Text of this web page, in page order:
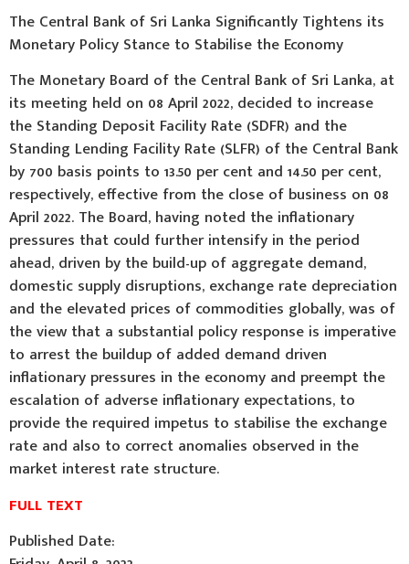
The Central Bank of Sri Lanka Significantly Tightens its
Monetary Policy Stance to Stabilise the Economy
The Monetary Board of the Central Bank of Sri Lanka, at
its meeting held on 08 April 2022, decided to increase
the Standing Deposit Facility Rate (SDFR) and the
Standing Lending Facility Rate (SLFR) of the Central Bank
by 700 basis points to 13.50 per cent and 14.50 per cent,
respectively, effective from the close of business on 08
April 2022. The Board, having noted the inflationary
pressures that could further intensify in the period
ahead, driven by the build-up of aggregate demand,
domestic supply disruptions, exchange rate depreciation
and the elevated prices of commodities globally, was of
the view that a substantial policy response is imperative
to arrest the buildup of added demand driven
inflationary pressures in the economy and preempt the
escalation of adverse inflationary expectations, to
provide the required impetus to stabilise the exchange
rate and also to correct anomalies observed in the
market interest rate structure.
FULL TEXT
Published Date: